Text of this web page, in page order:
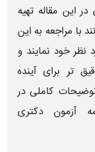
این مقاله تهیه
با مراجعه به این
نظر خود نمایند و
تر برای آینده
کاملی در
آزمون دکتری